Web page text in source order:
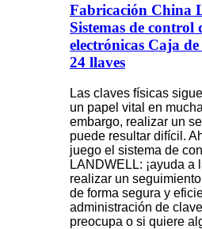
Fabricación China
Sistemas de control
electrónicas Caja
24 llaves
Las claves físicas
un papel vital en
embargo, realizar un
puede resultar difícil.
juego el sistema de
LANDWELL: ¡ayuda a
realizar un
de forma segura y
administración de
preocupa o si quiere